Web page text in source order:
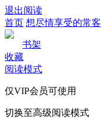
退出阅读
首页 想尽情享受的常客
书架
收藏
阅读模式
仅VIP会员可使用
切换至高级阅读模式